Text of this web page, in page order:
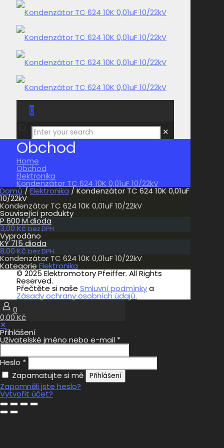
0
0,00 Kč
✕
Obchod
Home
Obchod
Elektronika
Kondenzátor TC 624 10K 0,01uF 10/22kV
Domů / Elektronika / Kondenzátor TC 624 10K 0,01uF
10/22kV
Kondenzátor TC 624 10K 0,01uF 10/22kV
Související produkty
P 600 M dioda
3,00 Kč bez DPH
Vyprodáno
KY 715 dioda
8,00 Kč bez DPH
Kondenzátor TC 624 10K 0,01uF 10/22kV
Kategorie Elektronika
© 2025 Elektromotory Pfeiffer. All Rights
Reserved.
Přečtěte si naše Smluvní podmínkya
Zásady ochrany osobních údajů.
0
0,00 Kč
✕
Přihlášení
Uživatelské jméno nebo e-mail *
Heslo *
Zapamatujte si mě
Přihlášení
Zapomněli jste heslo?
Vytvořit účet?